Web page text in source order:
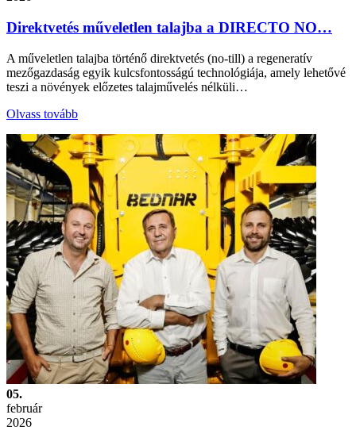
Direktvetés műveletlen talajba a DIRECTO NO…
A műveletlen talajba történő direktvetés (no-till) a regeneratív
mezőgazdaság egyik kulcsfontosságú technológiája, amely lehetővé
teszi a növények előzetes talajművelés nélküli…
Olvass tovább
05.
február
2026